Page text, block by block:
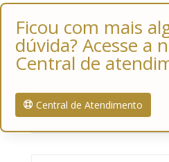
Ficou com mais
dúvida? Acesse a
Central de
Central de Atendimento